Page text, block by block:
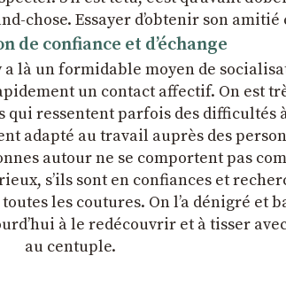
chose. Essayer dʼobtenir son
de confiance et dʼéchange
là un formidable moyen de
un contact affectif. On est
ressentent parfois des
adapté au travail auprès des
autour ne se comportent pas
sʼils sont en confiances et
les coutures. On lʼa dénigré
à le redécouvrir et à tisser
au centuple.